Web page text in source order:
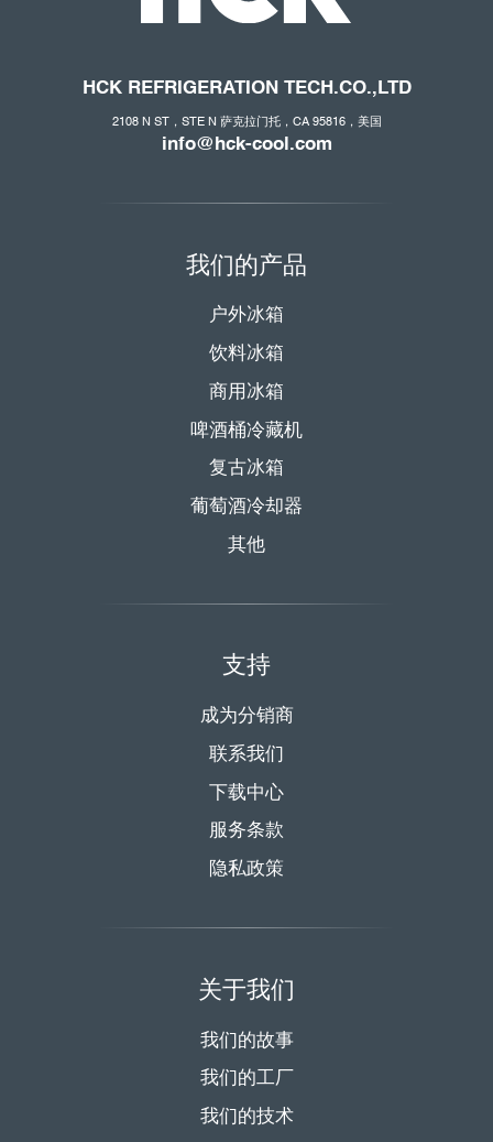
HCK REFRIGERATION TECH.CO.,LTD
2108 N ST，STE N 萨克拉门托，CA 95816，美国
info@hck-cool.com
我们的产品
户外冰箱
饮料冰箱
商用冰箱
啤酒桶冷藏机
复古冰箱
葡萄酒冷却器
其他
支持
成为分销商
联系我们
下载中心
服务条款
隐私政策
关于我们
我们的故事
我们的工厂
我们的技术